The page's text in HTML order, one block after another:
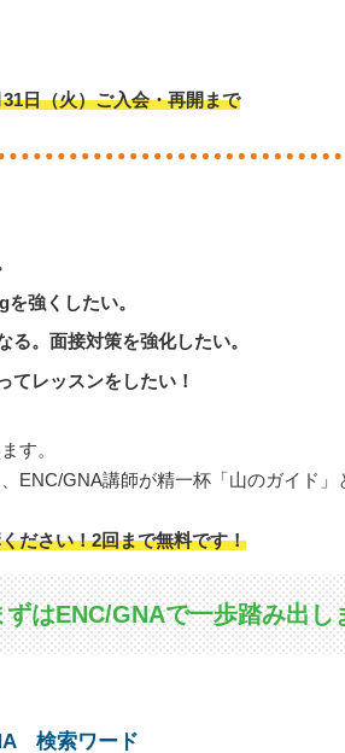
31日（火）ご入会・再開まで
強くしたい。
。面接対策を強化したい。
てレッスンをしたい！
す。
ENC/GNA講師が精一杯「山のガイド
ださい！2回まで無料です！
はENC/GNAで一歩踏み出し
検索ワード